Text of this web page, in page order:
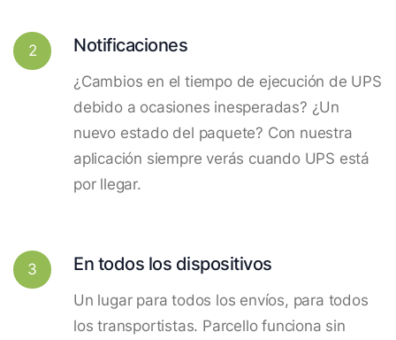
2 Notificaciones
¿Cambios en el tiempo de ejecución de UPS
debido a ocasiones inesperadas? ¿Un
nuevo estado del paquete? Con nuestra
aplicación siempre verás cuando UPS está
por llegar.
3 En todos los dispositivos
Un lugar para todos los envíos, para todos
los transportistas. Parcello funciona sin